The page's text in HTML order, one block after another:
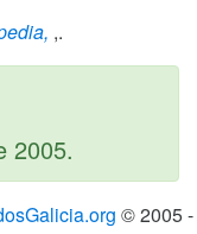
,.
2005.
© 2005 -